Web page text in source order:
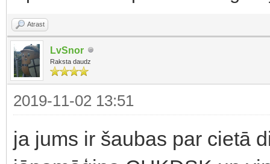
Atrast
LvSnor
Raksta daudz
2019-11-02 13:51
ja jums ir šaubas par cietā